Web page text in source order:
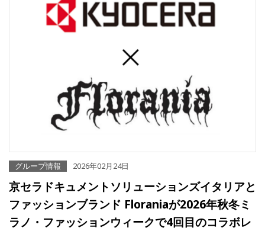
グループ情報 2026年02月24日
京セラドキュメントソリューションズイタリアと
ファッションブランド Floraniaが2026年秋冬ミ
ラノ・ファッションウィークで4回目のコラボレ